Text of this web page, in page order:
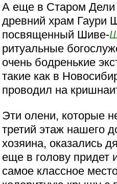
А еще в Старом Дели
древний храм Гаури
посвященный Шиве-
ритуальные
очень бодренькие
такие как в
проводил на
Эти олени, которые
третий этаж нашего
хозяина, оказались
еще в голову придет
самое классное